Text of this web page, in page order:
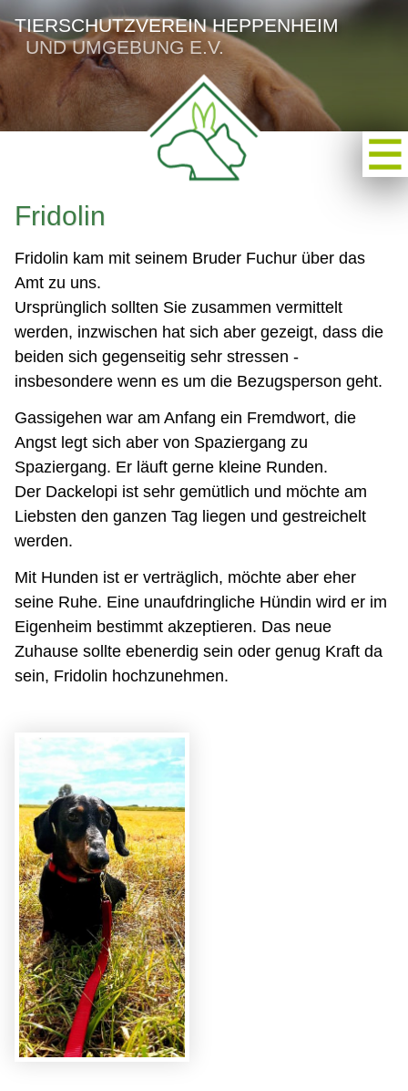
TIERSCHUTZVEREIN HEPPENHEIM
UND UMGEBUNG E.V.
Fridolin
Fridolin kam mit seinem Bruder Fuchur über das
Amt zu uns.
Ursprünglich sollten Sie zusammen vermittelt
werden, inzwischen hat sich aber gezeigt, dass die
beiden sich gegenseitig sehr stressen -
insbesondere wenn es um die Bezugsperson geht.
Gassigehen war am Anfang ein Fremdwort, die
Angst legt sich aber von Spaziergang zu
Spaziergang. Er läuft gerne kleine Runden.
Der Dackelopi ist sehr gemütlich und möchte am
Liebsten den ganzen Tag liegen und gestreichelt
werden.
Mit Hunden ist er verträglich, möchte aber eher
seine Ruhe. Eine unaufdringliche Hündin wird er im
Eigenheim bestimmt akzeptieren. Das neue
Zuhause sollte ebenerdig sein oder genug Kraft da
sein, Fridolin hochzunehmen.